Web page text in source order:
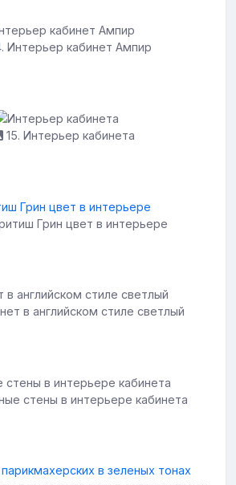
Интерьер кабинет Ампир
15. Интерьер кабинета
Грин цвет в интерьере
в английском стиле светлый
стены в интерьере кабинета